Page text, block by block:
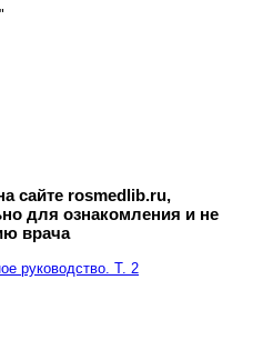
сайте rosmedlib.ru,
для ознакомления и не
врача
руководство. Т. 2